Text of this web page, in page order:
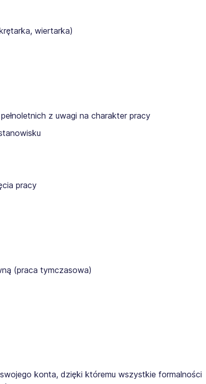
wiertarka)
z uwagi na charakter pracy
pracy
(praca tymczasowa)
konta, dzięki któremu wszystkie formalności